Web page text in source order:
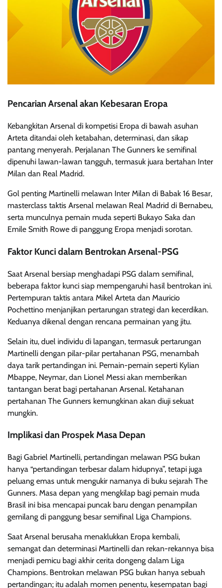
Pencarian Arsenal akan Kebesaran Eropa
Kebangkitan Arsenal di kompetisi Eropa di bawah asuhan
Arteta ditandai oleh ketabahan, determinasi, dan sikap
pantang menyerah. Perjalanan The Gunners ke semifinal
dipenuhi lawan-lawan tangguh, termasuk juara bertahan Inter
Milan dan Real Madrid.
Gol penting Martinelli melawan Inter Milan di Babak 16 Besar,
masterclass taktis Arsenal melawan Real Madrid di Bernabeu,
serta munculnya pemain muda seperti Bukayo Saka dan
Emile Smith Rowe di panggung Eropa menjadi sorotan.
Faktor Kunci dalam Bentrokan Arsenal-PSG
Saat Arsenal bersiap menghadapi PSG dalam semifinal,
beberapa faktor kunci siap mempengaruhi hasil bentrokan ini.
Pertempuran taktis antara Mikel Arteta dan Mauricio
Pochettino menjanjikan pertarungan strategi dan kecerdikan.
Keduanya dikenal dengan rencana permainan yang jitu.
Selain itu, duel individu di lapangan, termasuk pertarungan
Martinelli dengan pilar-pilar pertahanan PSG, menambah
daya tarik pertandingan ini. Pemain-pemain seperti Kylian
Mbappe, Neymar, dan Lionel Messi akan memberikan
tantangan berat bagi pertahanan Arsenal. Ketahanan
pertahanan The Gunners kemungkinan akan diuji sekuat
mungkin.
Implikasi dan Prospek Masa Depan
Bagi Gabriel Martinelli, pertandingan melawan PSG bukan
hanya “pertandingan terbesar dalam hidupnya”, tetapi juga
peluang emas untuk mengukir namanya di buku sejarah The
Gunners. Masa depan yang mengkilap bagi pemain muda
Brasil ini bisa mencapai puncak baru dengan penampilan
gemilang di panggung besar semifinal Liga Champions.
Saat Arsenal berusaha menaklukkan Eropa kembali,
semangat dan determinasi Martinelli dan rekan-rekannya bisa
menjadi pemicu bagi akhir cerita dongeng dalam Liga
Champions. Bentrokan melawan PSG bukan hanya sebuah
pertandingan; itu adalah momen penentu, kesempatan bagi